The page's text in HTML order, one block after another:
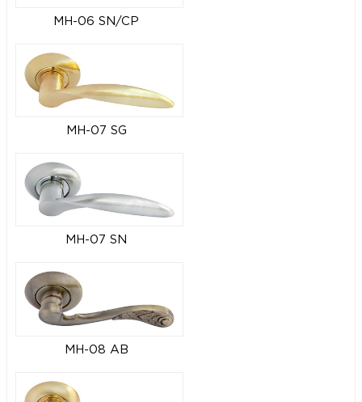
MH-06 SN/CP
MH-07 SG
MH-07 SN
MH-08 AB